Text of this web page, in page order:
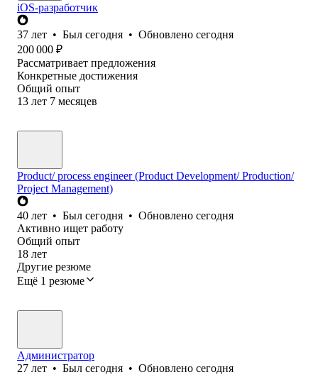
iOS-разработчик
37 лет • Был сегодня • Обновлено сегодня
200 000 ₽
Рассматривает предложения
Конкретные достижения
Общий опыт
13 лет 7 месяцев
Product/ process engineer (Product Development/ Production/
Project Management)
40 лет • Был сегодня • Обновлено сегодня
Активно ищет работу
Общий опыт
18 лет
Другие резюме
Ещё 1 резюме
Администратор
27 лет • Был сегодня • Обновлено сегодня